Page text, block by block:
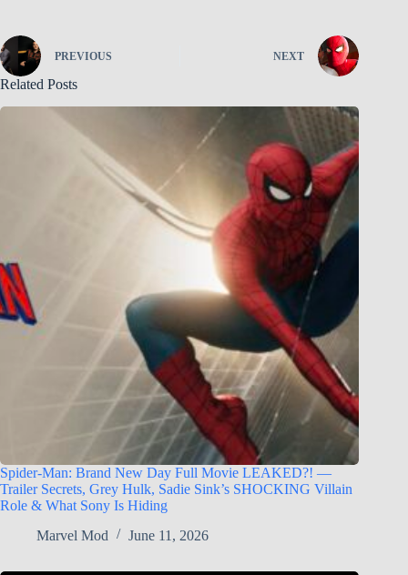
PREVIOUS NEXT
Related Posts
Spider-Man: Brand New Day Full Movie LEAKED?! —
Trailer Secrets, Grey Hulk, Sadie Sink’s SHOCKING Villain
Role & What Sony Is Hiding
Marvel Mod
June 11, 2026